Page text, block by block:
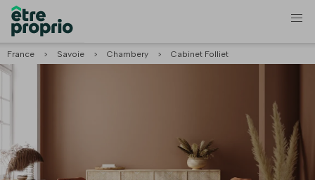
France > Savoie > Chambery > Cabinet Folliet